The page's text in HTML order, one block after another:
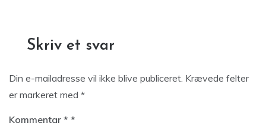
Skriv et svar
Din e-mailadresse vil ikke blive publiceret. Krævede felter
er markeret med *
Kommentar *